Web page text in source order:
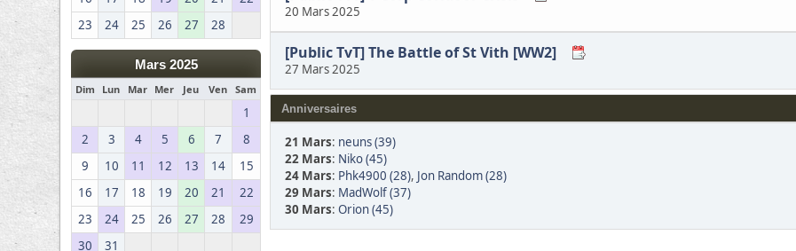
23
24 25 26 27 28
Mars 2025
Dim Lun Mar Mer Jeu Ven Sam
1
2
3 4 5 6 7
8
9
10 11 12 13 14
15
16
17 18 19 20 21
22
23
24 25 26 27 28
29
30
31
20 Mars 2025
[Public TvT] The Battle of St Vith [WW2]
27 Mars 2025
Anniversaires
21 Mars: neuns (39)
22 Mars: Niko (45)
24 Mars: Phk4900 (28), Jon Random (28)
29 Mars: MadWolf (37)
30 Mars:Orion (45)